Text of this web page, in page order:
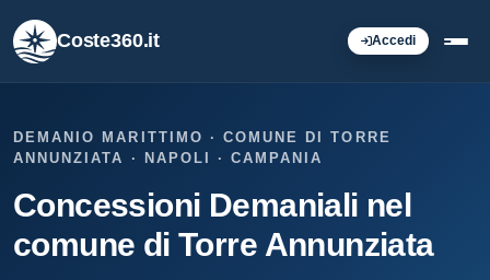
Coste360.it Accedi
DEMANIO MARITTIMO · COMUNE DI TORRE
ANNUNZIATA · NAPOLI · CAMPANIA
Concessioni Demaniali nel
comune di Torre Annunziata